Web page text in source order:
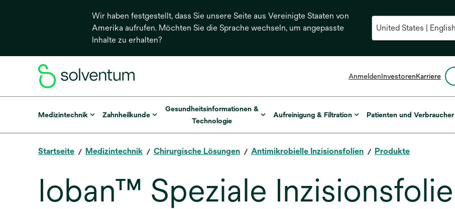
Wir haben festgestellt, dass Sie unsere Seite aus Vereinigte Staaten von
Amerika aufrufen. Möchten Sie die Sprache wechseln, um angepasste
Inhalte zu erhalten?
AnmeldenInvestorenKarriere
Medizintechnik Zahnheilkunde
Gesundheitsinformationen &
Technologie
Aufreinigung & Filtration Patienten und Verbraucher
Startseite Medizintechnik Chirurgische Lösungen Antimikrobielle Inzisionsfolien Produkte
Ioban™ Speziale Inzisionsfolie